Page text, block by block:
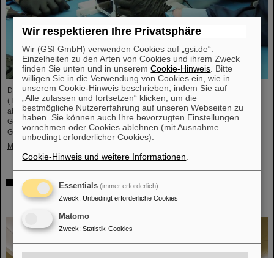
Der studentische Raumfahrtverein TU Darmstadt Space Technology e.V.
(TUDSaT) hat erfolgreich den Zusammenbau des TRACE-Satelliten
abgeschlossen – in der Reinraumumgebung des Detektorlabors von
GSI/FAIR. Mit an Bord des Satelliten befinden sich auch Detektoren von
GSI/FAIR, mit denen geladene Teilchen im Orbit gemessen werden sollen.
Mehr »
Zusammenarbeit bei Forschung und Anwendung der
Partikeltherapie – THM und GSI/FAIR schließen
Kooperationsvereinbarung
Wir respektieren Ihre Privatsphäre
Wir (GSI GmbH) verwenden Cookies auf „gsi.de“.
Einzelheiten zu den Arten von Cookies und ihrem Zweck
finden Sie unten und in unseremCookie-Hinweis . Bitte
willigen Sie in die Verwendung von Cookies ein, wie in
unserem Cookie-Hinweis beschrieben, indem Sie auf
„Alle zulassen und fortsetzen“ klicken, um die
bestmögliche Nutzererfahrung auf unseren Webseiten zu
haben. Sie können auch Ihre bevorzugten Einstellungen
vornehmen oder Cookies ablehnen (mit Ausnahme
unbedingt erforderlicher Cookies).
Cookie-Hinweis und weitere Informationen
Essentials (immer erforderlich)
Zweck: Unbedingt erforderliche Cookies
Matomo
Zweck: Statistik-Cookies